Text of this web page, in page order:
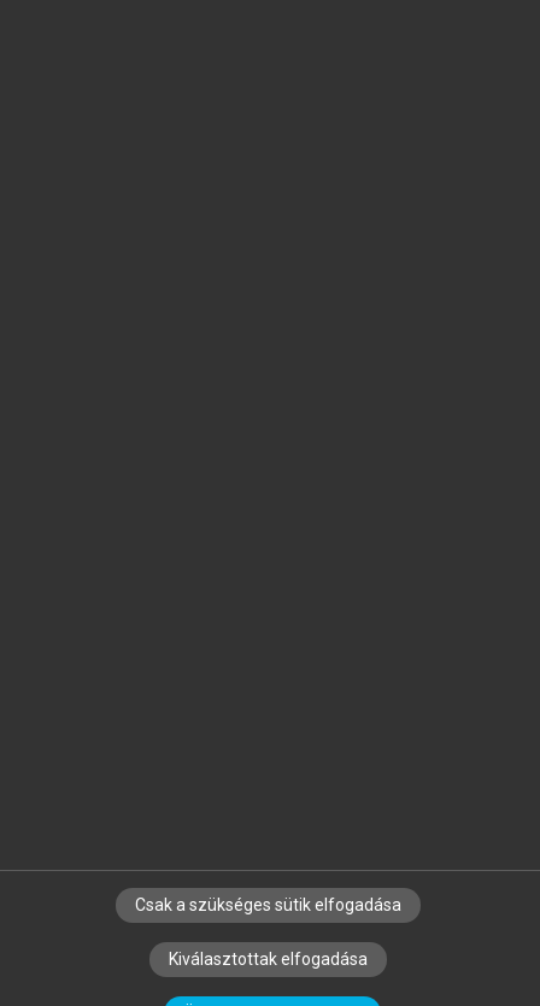
SZERZŐKNEK CÉGEKNEK KÖNYVTÁROSOKNAK
SZERKESZTÉSI ÉS LEKTORÁLÁSI ALAPELVEK
Csak a szükséges sütik elfogadása
Kiválasztottak elfogadása